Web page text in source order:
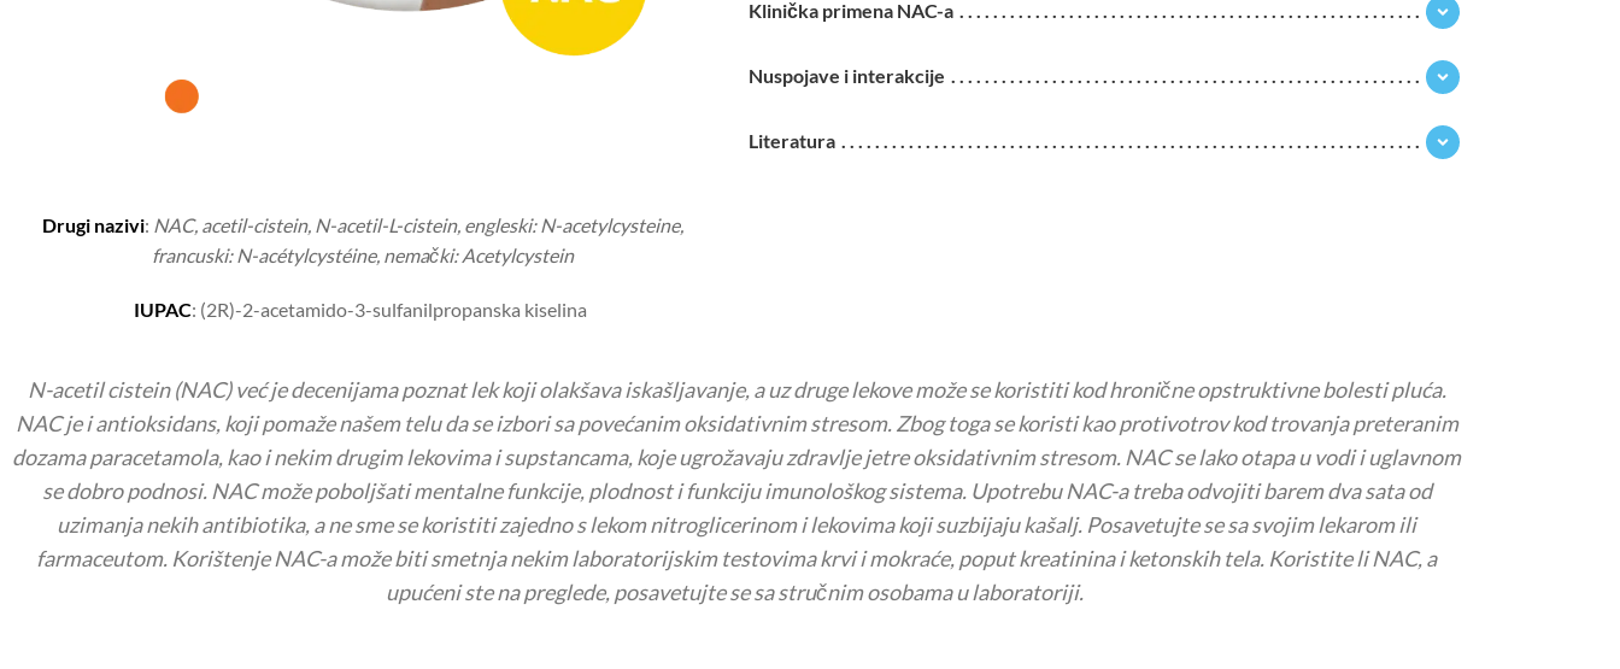
Drugi nazivi: NAC, acetil-cistein, N-acetil-L-cistein, engleski: N-acetylcysteine,
francuski: N-acétylcystéine, nemački: Acetylcystein
IUPAC: (2R)-2-acetamido-3-sulfanilpropanska kiselina
Klinička primena NAC-a
Nuspojave i interakcije
Literatura
N-acetil cistein (NAC) već je decenijama poznat lek koji olakšava iskašljavanje, a uz druge lekove može se koristiti kod hronične opstruktivne bolesti pluća.
NAC je i antioksidans, koji pomaže našem telu da se izbori sa povećanim oksidativnim stresom. Zbog toga se koristi kao protivotrov kod trovanja preteranim
dozama paracetamola, kao i nekim drugim lekovima i supstancama, koje ugrožavaju zdravlje jetre oksidativnim stresom. NAC se lako otapa u vodi i uglavnom
se dobro podnosi. NAC može poboljšati mentalne funkcije, plodnost i funkciju imunološkog sistema. Upotrebu NAC-a treba odvojiti barem dva sata od
uzimanja nekih antibiotika, a ne sme se koristiti zajedno s lekom nitroglicerinom i lekovima koji suzbijaju kašalj. Posavetujte se sa svojim lekarom ili
farmaceutom. Korištenje NAC-a može biti smetnja nekim laboratorijskim testovima krvi i mokraće, poput kreatinina i ketonskih tela. Koristite li NAC, a
upućeni ste na preglede, posavetujte se sa stručnim osobama u laboratoriji.